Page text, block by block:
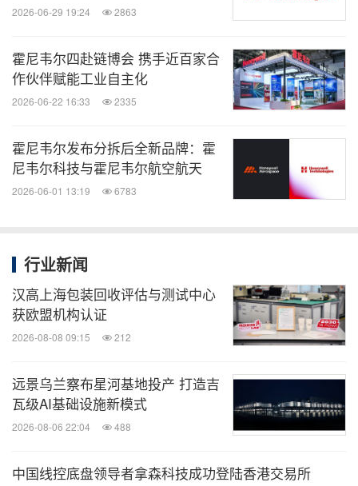
2026-06-29 19:24 2863
霍尼韦尔四赴链博会 携手近百家合
作伙伴赋能工业自主化
2026-06-22 16:33 2335
霍尼韦尔发布分拆后全新品牌：霍
尼韦尔科技与霍尼韦尔航空航天
2026-06-01 13:19 6783
行业新闻
汉高上海包装回收评估与测试中心
获欧盟机构认证
2026-08-08 09:15 212
远景乌兰察布星河基地投产 打造吉
瓦级AI基础设施新模式
2026-08-06 22:04 488
中国线控底盘领导者拿森科技成功登陆香港交易所